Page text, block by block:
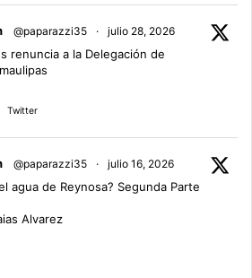
@paparazzi35 · julio 28, 2026
renuncia a la Delegación de
Twitter
@paparazzi35 · julio 16, 2026
agua de Reynosa? Segunda Parte
Alvarez